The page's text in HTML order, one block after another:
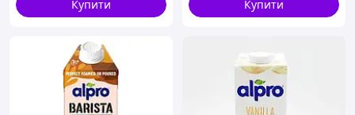
Купити
Купити